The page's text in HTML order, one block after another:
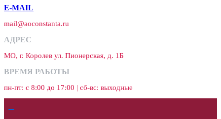
E-MAIL
mail@aoconstanta.ru
АДРЕС
МО, г. Королев ул. Пионерская, д. 1Б
ВРЕМЯ РАБОТЫ
пн-пт: с 8:00 до 17:00 | сб-вс: выходные